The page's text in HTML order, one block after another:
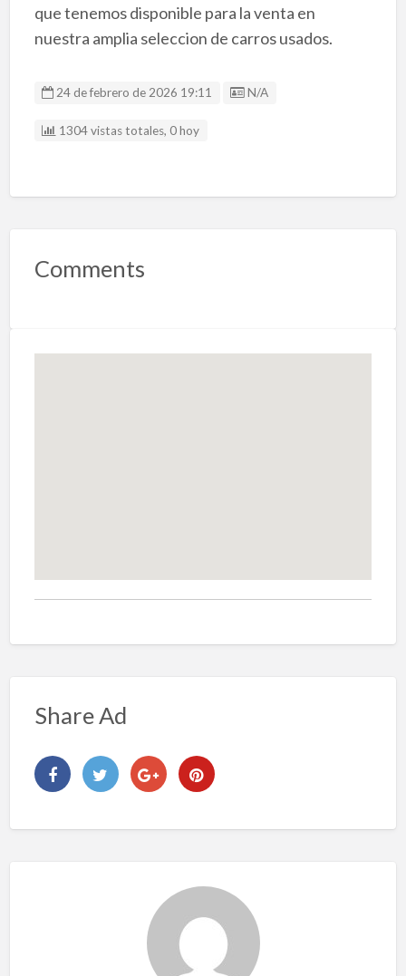
que tenemos disponible para la venta en
nuestra amplia seleccion de carros usados.
24 de febrero de 2026 19:11 Listing ID
N/A
1304 vistas totales, 0 hoy
Comments
Share Ad